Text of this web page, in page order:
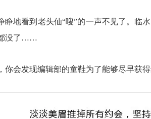
地看到老头仙“嗖”的一声不见了。临
没了……
会发现编辑部的童鞋为了能够尽早获得